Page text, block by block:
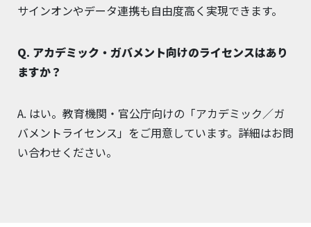
サインオンやデータ連携も自由度高く実現できます。
Q. アカデミック・ガバメント向けのライセンスはあり
ますか？
A. はい。教育機関・官公庁向けの「アカデミック／ガ
バメントライセンス」をご用意しています。詳細はお問
い合わせください。